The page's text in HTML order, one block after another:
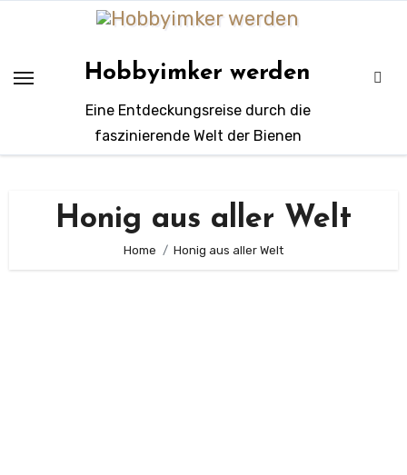
Hobbyimker werden
Eine Entdeckungsreise durch die
faszinierende Welt der Bienen
Honig aus aller Welt
Home Honig aus aller Welt